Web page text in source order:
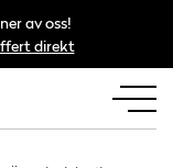
av oss!
direkt